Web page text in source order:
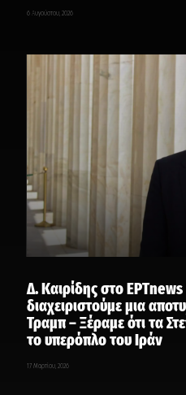
6 Αυγούστου, 2026
Δ. Καιρίδης στο
διαχειριστούμε μια
Τραμπ – Ξέραμε ότι τα
το υπερόπλο του Ιράν
17 Μαρτίου, 2026